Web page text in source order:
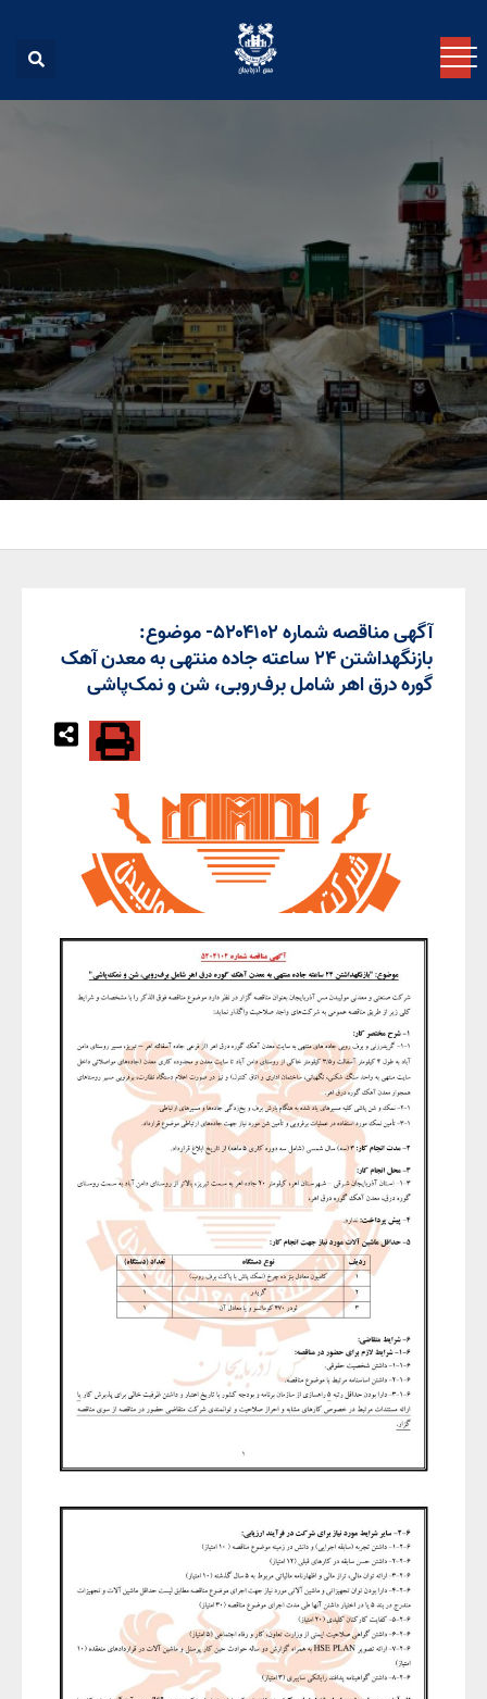
آگهی مناقصه شماره ۵۲۰۴۱۰۲- موضوع:
بازنگهداشتن ۲۴ ساعته جاده منتهی به معدن آهک
گوره درق اهر شامل برف‌روبی، شن و نمک‌پاشی